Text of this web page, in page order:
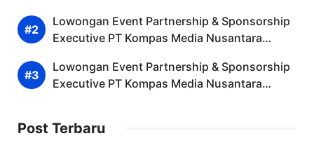
Lowongan Event Partnership & Sponsorship
Executive PT Kompas Media Nusantara
Sekarang)
Lowongan Event Partnership & Sponsorship
Executive PT Kompas Media Nusantara
Post Terbaru